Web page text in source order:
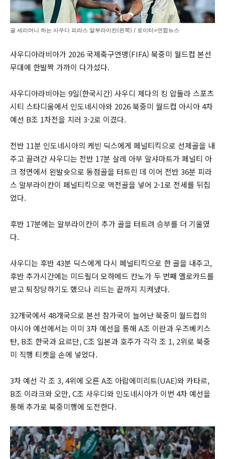
골 세리머니 하는 사우디 피라스 알부라이칸(왼쪽) / 로이터=연합뉴스
사우디아라비아가 2026 국제축구연맹(FIFA) 북중미 월드컵 본선
무대에 한발짝 가까이 다가섰다.
사우디아라비아는 9일(한국시간) 사우디 제다의 킹 압둘라 스포츠
시티 스타디움에서 인도네시아와 2026 북중미 월드컵 아시아 4차
예선 B조 1차전을 치러 3-2로 이겼다.
전반 11분 인도네시아의 케빈 딕스에게 페널티킥으로 선제골을 내
주고 끌려간 사우디는 전반 17분 살레 아부 알샤마트가 페널티 아
크 정면에서 왼발슛으로 동점골을 터트린 데 이어 전반 36분 피라
스 알부라이칸이 페널티킥으로 역전골을 넣어 2-1로 전세를 뒤집
었다.
후반 17분에는 알부라이칸이 추가 골을 터트려 승부를 더 기울였
다.
사우디는 후반 43분 딕스에게 다시 페널티킥으로 한 골을 내주고,
후반 추가시간에는 미드필더 모하메드 칸노가 두 번째 옐로카드를
받고 퇴장당하기도 했으나 리드는 끝까지 지켜냈다.
32개국에서 48개국으로 본선 참가국이 늘어난 북중미 월드컵의
아시아 예선에서는 이미 3차 예선을 통해 A조 이란과 우즈베키스
탄, B조 한국과 요르단, C조 일본과 호주가 각각 조 1, 2위로 북중
미 직행 티켓을 손에 넣었다.
3차 예선 각 조 3, 4위에 오른 A조 아랍에미리트(UAE)와 카타르,
B조 이라크와 오만, C조 사우디와 인도네시아가 이번 4차 예선을
통해 추가로 북중미행에 도전한다.